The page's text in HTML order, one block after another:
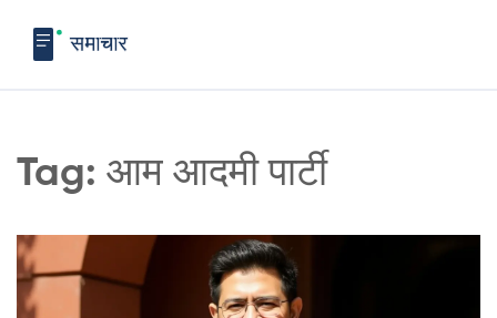
Tag: आम आदमी पार्टी